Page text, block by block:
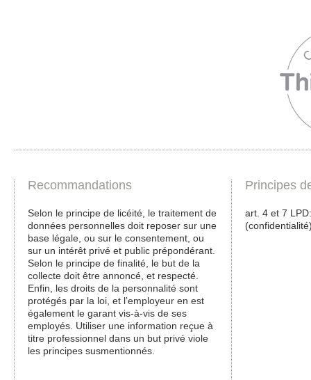
Recommandations
Selon le principe de licéité, le traitement de
données personnelles doit reposer sur une
base légale, ou sur le consentement, ou
sur un intérêt privé et public prépondérant.
Selon le principe de finalité, le but de la
collecte doit être annoncé, et respecté.
Enfin, les droits de la personnalité sont
protégés par la loi, et l’employeur en est
également le garant vis-à-vis de ses
employés. Utiliser une information reçue à
titre professionnel dans un but privé viole
les principes susmentionnés.
Principes
art. 4 et 7